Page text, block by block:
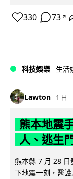
330 73 ↗
科技娛樂 生活
Lawton 1 日
熊本地震
人、逃生
熊本縣 7 月 28
下地震一刻，醫